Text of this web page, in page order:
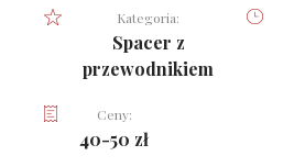
Kategoria:
Spacer z
przewodnikiem
Ceny:
40-50 zł